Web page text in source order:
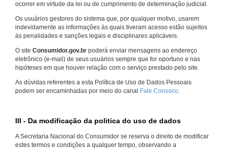
ocorrer em virtude da lei ou de cumprimento de determinação judicial.
Os usuários gestores do sistema que, por qualquer motivo, usarem
indevidamente as informações às quais tiveram acesso estão sujeitos
às penalidades e sanções legais e disciplinares aplicáveis.
O site Consumidor.gov.br poderá enviar mensagens ao endereço
eletrônico (e-mail) de seus usuários sempre que for oportuno e nas
hipóteses em que houver relação com o serviço prestado pelo site.
As dúvidas referentes a esta Política de Uso de Dados Pessoais
podem ser encaminhadas por meio do canal Fale Conosco.
III - Da modificação da politica do uso de dados
A Secretaria Nacional do Consumidor se reserva o direito de modificar
estes termos e condições a qualquer tempo, observando a